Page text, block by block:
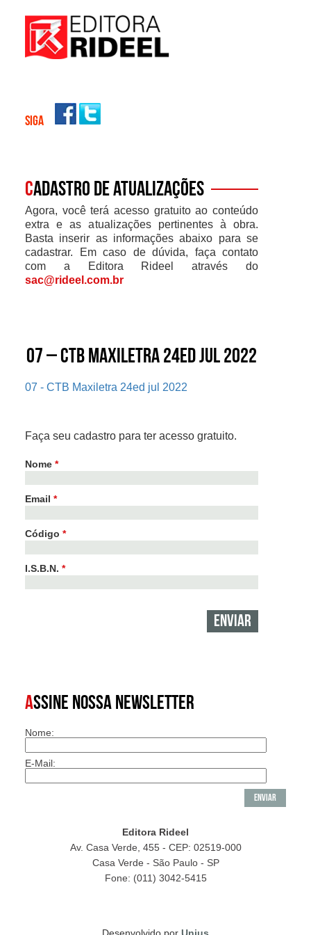
SIGA
Cadastro de atualizações
Agora, você terá acesso gratuito ao conteúdo
extra e as atualizações pertinentes à obra.
Basta inserir as informações abaixo para se
cadastrar. Em caso de dúvida, faça contato
com a Editora Rideel através do
sac@rideel.com.br
07 – CTB Maxiletra 24ed jul 2022
07 - CTB Maxiletra 24ed jul 2022
Faça seu cadastro para ter acesso gratuito.
Nome *
Email *
Código *
I.S.B.N. *
ASSINE NOSSA NEWSLETTER
Nome:
E-Mail:
Editora Rideel
Av. Casa Verde, 455 - CEP: 02519-000
Casa Verde - São Paulo - SP
Fone: (011) 3042-5415